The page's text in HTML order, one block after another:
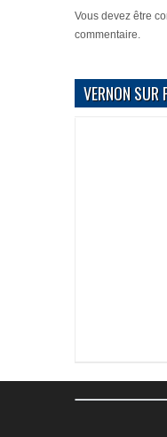
Vous devez être
commentaire.
VERNON SUR